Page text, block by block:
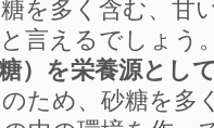
を多く含む、甘
言えるでしょう
）を栄養源とし
ため、砂糖を多